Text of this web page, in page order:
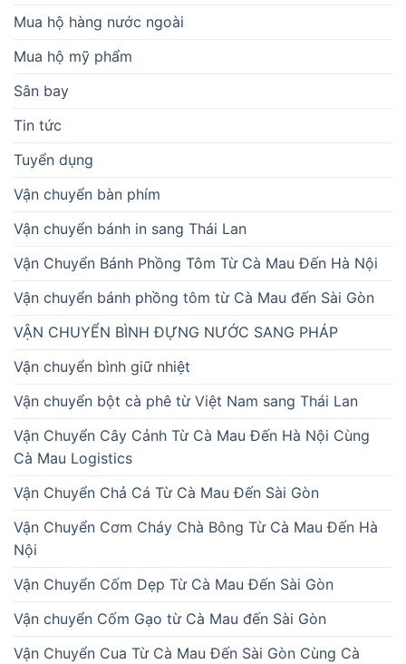
Mua hộ hàng nước ngoài
Mua hộ mỹ phẩm
Sân bay
Tin tức
Tuyển dụng
Vận chuyển bàn phím
Vận chuyển bánh in sang Thái Lan
Vận Chuyển Bánh Phồng Tôm Từ Cà Mau Đến Hà Nội
Vận chuyển bánh phồng tôm từ Cà Mau đến Sài Gòn
VẬN CHUYỂN BÌNH ĐỰNG NƯỚC SANG PHÁP
Vận chuyển bình giữ nhiệt
Vận chuyển bột cà phê từ Việt Nam sang Thái Lan
Vận Chuyển Cây Cảnh Từ Cà Mau Đến Hà Nội Cùng
Cà Mau Logistics
Vận Chuyển Chả Cá Từ Cà Mau Đến Sài Gòn
Vận Chuyển Cơm Cháy Chà Bông Từ Cà Mau Đến Hà
Nội
Vận Chuyển Cốm Dẹp Từ Cà Mau Đến Sài Gòn
Vận chuyển Cốm Gạo từ Cà Mau đến Sài Gòn
Vận Chuyển Cua Từ Cà Mau Đến Sài Gòn Cùng Cà